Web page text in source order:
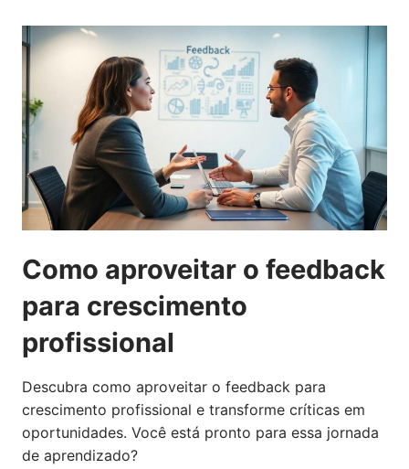
Como aproveitar o feedback
para crescimento
profissional
Descubra como aproveitar o feedback para
crescimento profissional e transforme críticas em
oportunidades. Você está pronto para essa jornada
de aprendizado?